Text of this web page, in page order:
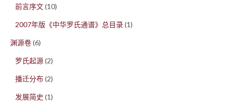
前言序文(10)
2007年版《中华罗氏通谱》总目录(1)
渊源卷(6)
罗氏起源(2)
播迁分布(2)
发展简史 (1)